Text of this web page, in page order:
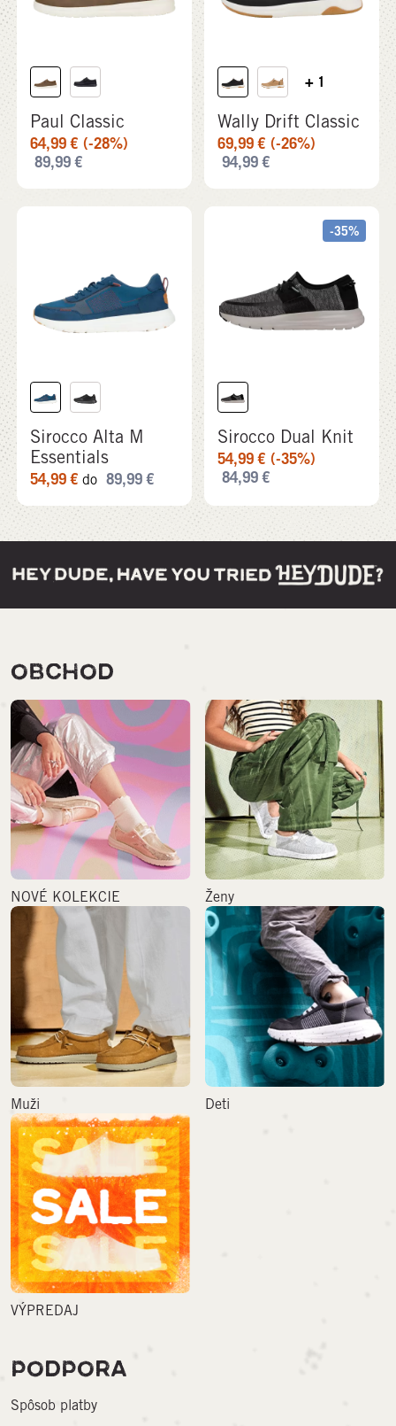
Paul Classic
64,99€ (-28%)
89,99€
+ 1
Wally Drift Classic
69,99€ (-26%)
94,99€
Sirocco Alta M
Essentials
54,99€ do 89,99€
-35%
Sirocco Dual Knit
54,99€ (-35%)
84,99€
OBCHOD
NOVÉ KOLEKCIE Ženy
Muži Deti
VÝPREDAJ
PODPORA
Spôsob platby